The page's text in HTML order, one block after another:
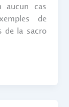
aucun cas
de
de la sacro